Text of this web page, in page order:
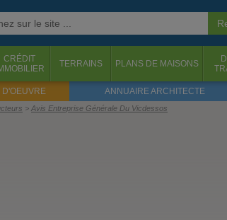
CRÉDIT
TERRAINS PLANS DE MAISONS
ANNUAIRE ARCHITECTE
Avis Entreprise Générale Du Vicdessos